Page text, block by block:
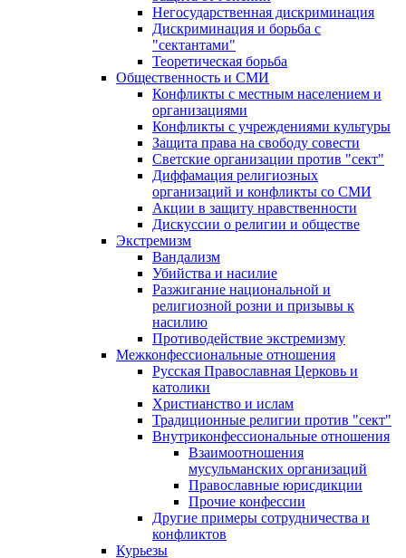
Негосударственная дискриминация
Дискриминация и борьба с
"сектантами"
Теоретическая борьба
Общественность и СМИ
Конфликты с местным населением и
организациями
Конфликты с учреждениями культуры
Защита права на свободу совести
Светские организации против "сект"
Диффамация религиозных
организаций и конфликты со СМИ
Акции в защиту нравственности
Дискуссии о религии и обществе
Экстремизм
Вандализм
Убийства и насилие
Разжигание национальной и
религиозной розни и призывы к
насилию
Противодействие экстремизму
Межконфессиональные отношения
Русская Православная Церковь и
католики
Христианство и ислам
Традиционные религии против "сект"
Внутриконфессиональные отношения
Взаимоотношения
мусульманских организаций
Православные юрисдикции
Прочие конфессии
Другие примеры сотрудничества и
конфликтов
Курьезы